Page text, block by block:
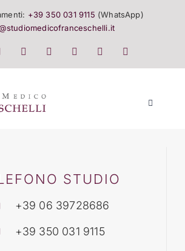
+39 350 031 9115 (WhatsApp)
Toggle
STUDIO
+39 06 39728686
+39 350 031 9115